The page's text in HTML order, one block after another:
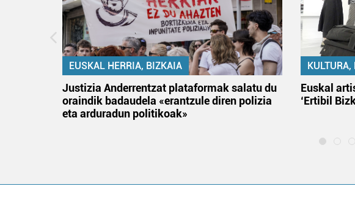
EUSKAL HERRIA, BIZKAIA
Justizia Anderrentzat plataformak salatu du
oraindik badaudela «erantzule diren polizia
eta arduradun politikoak»
Euskal
‘Ertibil